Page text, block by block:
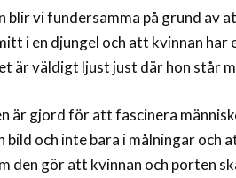
blir vi fundersamma på grund av
i en djungel och att kvinnan har
är väldigt ljust just där hon står
är gjord för att fascinera
bild och inte bara i målningar och
den gör att kvinnan och porten